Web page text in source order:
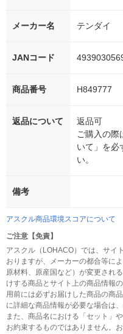
メーカー名 テンダイ
JANコード
商品番号 H849777
返品について
返品可
ご購入の際
いて」を必
い。
備考
アスクル商品環境スコアについて
ご注意【免責】
アスクル（LOHACO）では、サイ
おりますが、メーカーの都合等に
原材料、原産国など）が変更され
けする商品とサイト上の商品情報
用前には必ずお届けした商品の商
に詳細な商品情報が必要な場合は
また、商品名における「セット」
お約束するものではありません。